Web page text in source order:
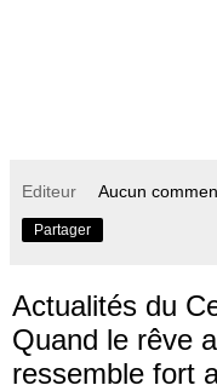
Editeur Aucun
Partager
Actualités du
Quand le rêve
ressemble fort